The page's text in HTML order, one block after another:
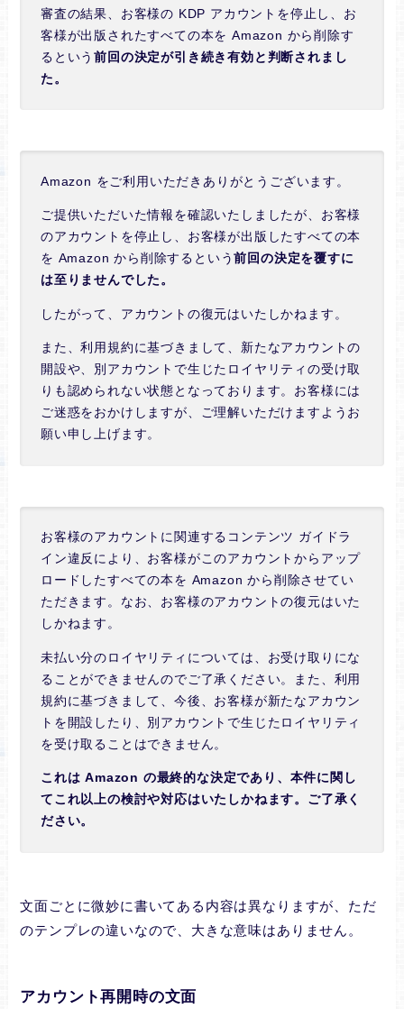
審査の結果、お客様の KDP アカウントを停止し、お
客様が出版されたすべての本を Amazon から削除す
るという前回の決定が引き続き有効と判断されまし
た。
Amazon をご利用いただきありがとうございます。
ご提供いただいた情報を確認いたしましたが、お客様
のアカウントを停止し、お客様が出版したすべての本
を Amazon から削除するという前回の決定を覆すに
は至りませんでした。
したがって、アカウントの復元はいたしかねます。
また、利用規約に基づきまして、新たなアカウントの
開設や、別アカウントで生じたロイヤリティの受け取
りも認められない状態となっております。お客様には
ご迷惑をおかけしますが、ご理解いただけますようお
願い申し上げます。
お客様のアカウントに関連するコンテンツ ガイドラ
イン違反により、お客様がこのアカウントからアップ
ロードしたすべての本を Amazon から削除させてい
ただきます。なお、お客様のアカウントの復元はいた
しかねます。
未払い分のロイヤリティについては、お受け取りにな
ることができませんのでご了承ください。また、利用
規約に基づきまして、今後、お客様が新たなアカウン
トを開設したり、別アカウントで生じたロイヤリティ
を受け取ることはできません。
これは Amazon の最終的な決定であり、本件に関し
てこれ以上の検討や対応はいたしかねます。ご了承く
ださい。
文面ごとに微妙に書いてある内容は異なりますが、ただ
のテンプレの違いなので、大きな意味はありません。
アカウント再開時の文面